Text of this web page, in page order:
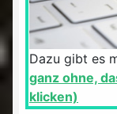
Dazu gibt es
ganz ohne,
klicken)